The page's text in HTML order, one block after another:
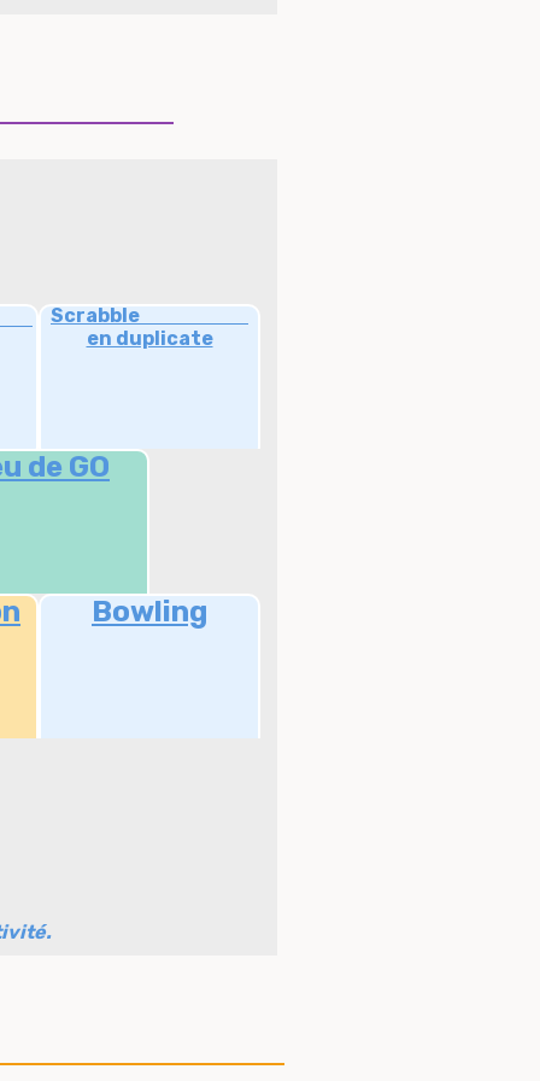
Scrabble
en duplicate
de GO
Bowling